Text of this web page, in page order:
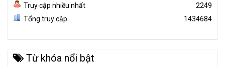
Truy cập nhiều nhất
2249
Tổng truy cập
1434684
Từ khóa nổi bật